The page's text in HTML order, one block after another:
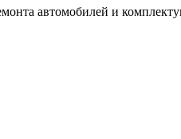
автомобилей и